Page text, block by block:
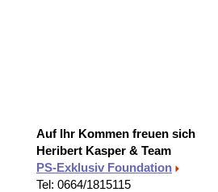
Auf Ihr Kommen freuen sich
Heribert Kasper & Team
PS-Exklusiv Foundation
Tel: 0664/1815115